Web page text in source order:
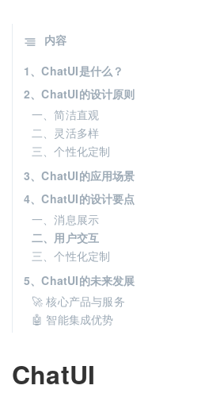
ChatUI
内容
1、ChatUI是什么？
2、ChatUI的设计原则
一、简洁直观
二、灵活多样
三、个性化定制
3、ChatUI的应用场景
4、ChatUI的设计要点
一、消息展示
二、用户交互
三、个性化定制
5、ChatUI的未来发展
🚀 核心产品与服务
🤖 智能集成优势